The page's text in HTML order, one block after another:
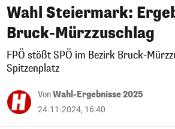
Wahl Steiermark:
Bruck-Mürzzuschlag
FPÖ stößt SPÖ im Bezirk Bruck-
Spitzenplatz
VonWahl-Ergebnisse 2025
24.11.2024, 16:40